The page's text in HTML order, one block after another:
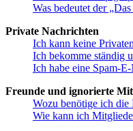
Was bedeutet der
Private Nachrichten
Ich kann keine
Ich bekomme ständig
Ich habe eine Spam-
Freunde und ignorierte
Wozu benötige ich
Wie kann ich